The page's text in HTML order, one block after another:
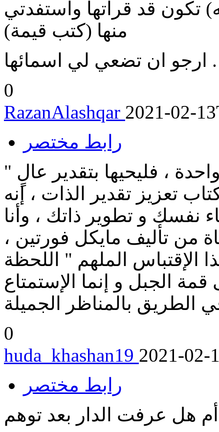
تكون قد قراتها واستفدتي
منها (كتب قيمة)
ارجو ان تضعي لي اسمائها .
0
RazanAlashqar 2021-02-
رابط مختصر
" اذا كان المرء لا يحيا سوى حياة واحدة ، فليحيها بتقدير عالٍ
تعزيز تقدير الذات ، إنه
نفسك و تطوير ذاتك ، وأنا
من تأليف مايكل فورتين ،
الملهم " اللحظة
الجبل و إنما الإستمتاع
0
huda_khashan19 2021-02-
رابط مختصر
هل عرفت الدار بعد توهم